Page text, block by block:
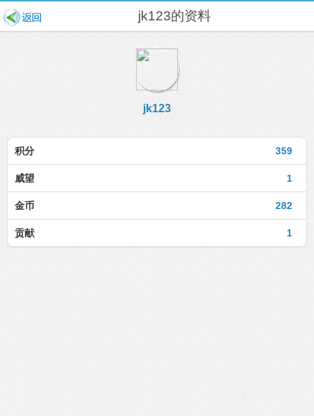
jk123的资料
jk123
359
积分
1
威望
282
金币
1
贡献